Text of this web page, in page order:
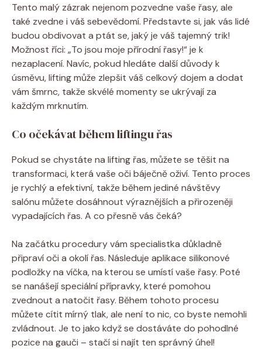
Tento‍ malý zázrak nejenom pozvedne vaše⁣ řasy, ale
také zvedne ⁢i váš sebevědomí. Představte si, jak vás lidé
budou obdivovat a ptát se, jaký je váš tajemný trik!
Možnost říci: „To jsou moje přírodní řasy!“ ‍je k
nezaplacení. Navíc, pokud hledáte další důvody k
úsměvu, lifting může zlepšit váš celkový dojem a​ dodat
⁣vám šmrnc, takže skvélé momenty se ukrývají za
každým mrknutím.
Co ‌očekávat během liftingu řas
Pokud se​ chystáte na lifting řas, můžete⁣ se těšit na
transformaci, která vaše oči báječně oživí. Tento proces
je rychlý⁢ a efektivní, takže během jediné návštěvy
salónu můžete dosáhnout výraznějších a přirozeněji
vypadajících řas. A co přesně vás čeká?
Na začátku procedury vám specialistka důkladně
připraví oči a okolí řas. Následuje ⁤aplikace silikonové
podložky na víčka, na kterou se umístí vaše⁢ řasy. Poté ​
se nanášejí speciální přípravky, které pomohou
zvednout a natočit ‌řasy. Během tohoto procesu
⁢můžete cítit mírný tlak, ale není to nic,⁣ co byste nemohli
zvládnout. Je to jako když se dostáváte do pohodlné
pozice na gauči – stačí si ⁣najít ten ​správný​ úhel!